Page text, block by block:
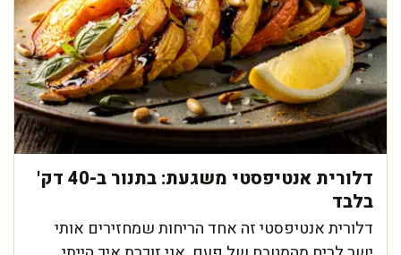
דלורית אנטיפסטי משגעת: בתנור ב-40 דק'
בלבד
דלורית אנטיפסטי זה אחד הריחות שמחזירים אותי